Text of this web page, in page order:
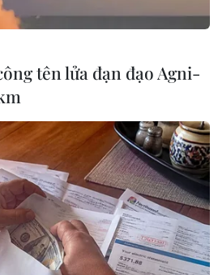
trao tặng Danh hiệu Anh hùng lực
thời kỳ kháng chiến chống Pháp cho
đội 108. (Ảnh: Thống Nhất/TTXVN)
tên lửa đạn đạo Agni-